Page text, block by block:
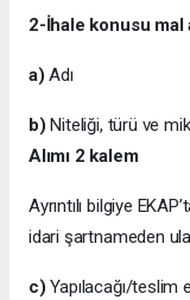
2-İhale konusu mal
a)
b) Niteliği,
Alımı 2 kalem
Ayrıntılı bilgiye
idari şartnameden
c) Yapılacağı/